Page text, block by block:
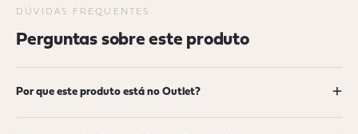
DÚVIDAS FREQUENTES
Perguntas sobre este produto
Por que este produto está no Outlet? +